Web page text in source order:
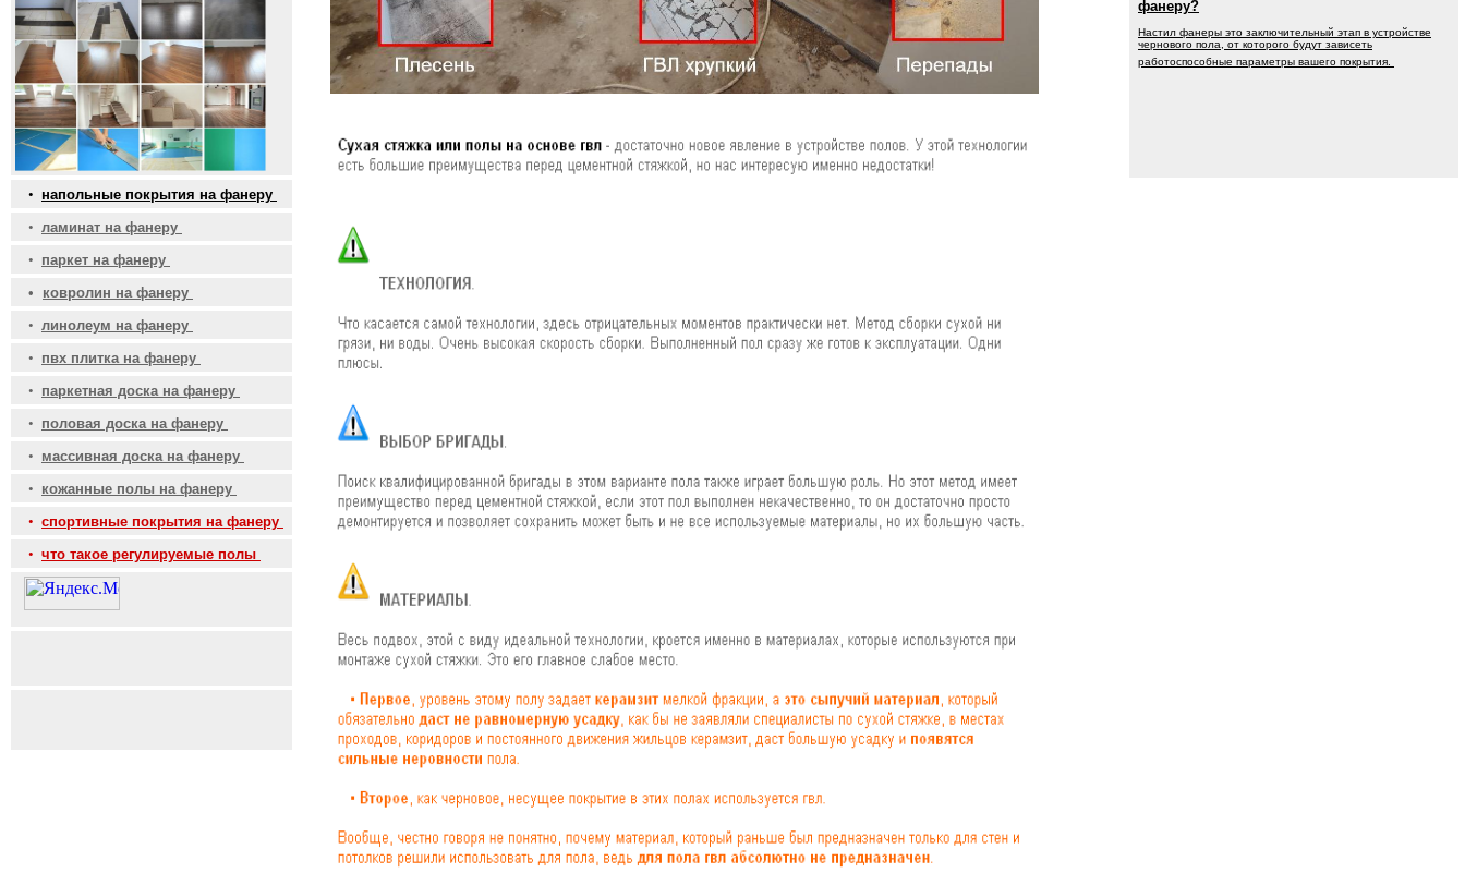
• напольные покрытия на фанеру
• ламинат на фанеру
• паркет на фанеру
•
ковролин на фанеру
• линолеум на фанеру
• пвх плитка на фанеру
• паркетная доска на фанеру
• половая доска на фанеру
• массивная доска на фанеру
• кожанные полы на фанеру
• спортивные покрытия на фанеру
• что такое регулируемые полы
фанеру?
Настил фанеры это заключительный этап в устройстве
чернового пола, от которого будут зависеть
работоспособные параметры вашего покрытия.